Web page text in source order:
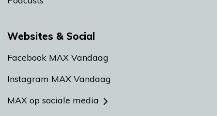
Websites & Social
Facebook MAX Vandaag
Instagram MAX Vandaag
MAX op sociale media